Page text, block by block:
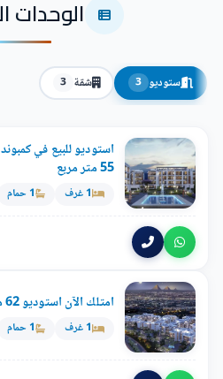
الوحدات
ستوديو 3 شقة 3
استوديو للبيع في
55 متر مربع
1 غرف 1 حمام
امتلك الآن استوديو 62 متر في كايرو ويست
1 غرف 1 حمام